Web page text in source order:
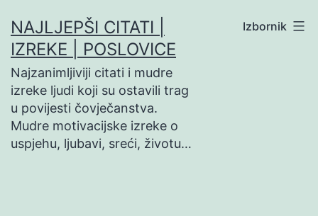
na
sadržaj
NAJLJEPŠI CITATI |
IZREKE | POSLOVICE
Najzanimljiviji citati i mudre
izreke ljudi koji su ostavili trag
u povijesti čovječanstva.
Mudre motivacijske izreke o
uspjehu, ljubavi, sreći, životu…
Izbornik